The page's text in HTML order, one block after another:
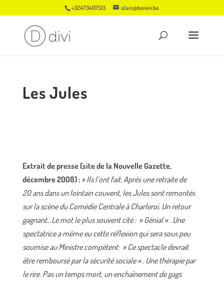
+32473497513 alain@boivin.be
Les Jules
Extrait de presse (site de la Nouvelle Gazette,
décembre 2008) :» Ils l’ont fait. Après une retraite de
20 ans dans un lointain couvent, les Jules sont remontés
sur la scène du Comédie Centrale à Charleroi. Un retour
gagnant…Le mot le plus souvent cité : » Génial « . Une
spectatrice a même eu cette réflexion qui sera sous peu
soumise au Ministre compétent: » Ce spectacle devrait
être remboursé par la sécurité sociale « . Une thérapie par
le rire. Pas un temps mort, un enchaînement de gags